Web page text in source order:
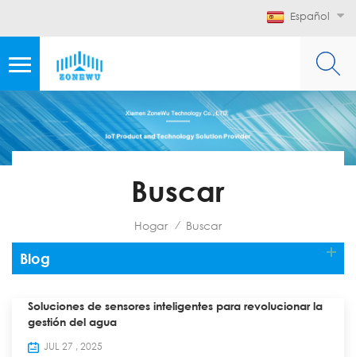
Español
Buscar
Hogar / Buscar
Blog
Soluciones de sensores inteligentes para revolucionar la
gestión del agua
JUL 27 , 2025